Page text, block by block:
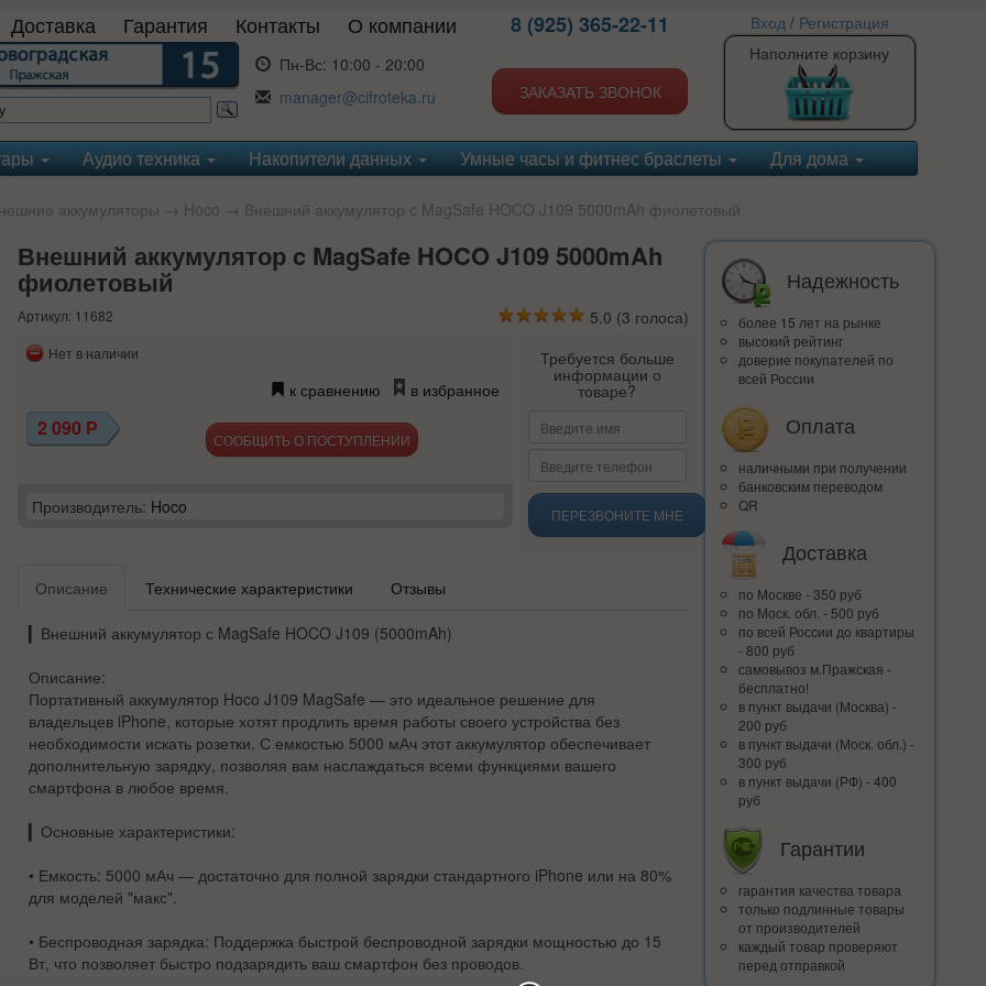
Доставка Гарантия Контакты О компании
Пн-Вс: 10:00 - 20:00
manager@cifroteka.ru
8 (925) 365-22-11
ЗАКАЗАТЬ ЗВОНОК
Вход/ Регистрация
Наполните корзину
Аудио техника Накопители данных Умные часы и фитнес браслеты Для дома
аккумуляторы → Hoco → Внешний аккумулятор c MagSafe HOCO J109 5000mAh фиолетовый
Внешний аккумулятор c MagSafe HOCO J109 5000mAh
фиолетовый
Артикул: 11682 5.0 (3 голоса)
Нет в наличии
к сравнению в избранное
2 090 Р СООБЩИТЬ О ПОСТУПЛЕНИИ
Производитель: Hoco
Требуется больше
информации о
товаре?
ПЕРЕЗВОНИТЕ МНЕ
Описание Технические характеристики Отзывы
Внешний аккумулятор с MagSafe HOCO J109 (5000mAh)
Описание:
Портативный аккумулятор Hoco J109 MagSafe — это идеальное решение для
владельцев iPhone, которые хотят продлить время работы своего устройства без
необходимости искать розетки. С емкостью 5000 мАч этот аккумулятор обеспечивает
дополнительную зарядку, позволяя вам наслаждаться всеми функциями вашего
смартфона в любое время.
Основные характеристики:
• Емкость: 5000 мАч — достаточно для полной зарядки стандартного iPhone или на 80%
для моделей "макс".
• Беспроводная зарядка: Поддержка быстрой беспроводной зарядки мощностью до 15
Вт, что позволяет быстро подзарядить ваш смартфон без проводов.
Надежность
более 15 лет на рынке
высокий рейтинг
доверие покупателей по
всей России
Оплата
наличными при получении
банковским переводом
QR
Доставка
по Москве - 350 руб
по Моск. обл. - 500 руб
по всей Росcии до квартиры
- 800 руб
самовывоз м.Пражская -
бесплатно!
в пункт выдачи (Москва) -
200 руб
в пункт выдачи (Моск. обл.) -
300 руб
в пункт выдачи (РФ) - 400
руб
Гарантии
гарантия качества товара
только подлинные товары
от производителей
каждый товар проверяют
перед отправкой